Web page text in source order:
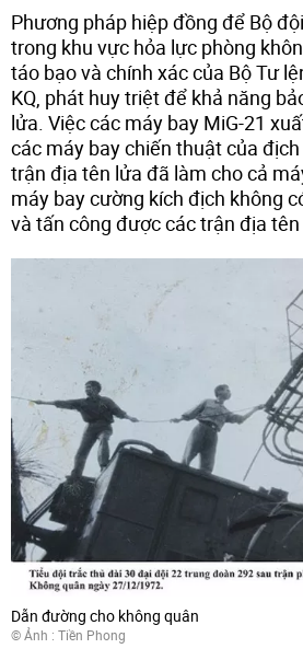
Phương pháp hiệp đồng để Bộ
trong khu vực hỏa lực phòng
táo bạo và chính xác của Bộ Tư
KQ, phát huy triệt để khả năng
lửa. Việc các máy bay MiG-21
các máy bay chiến thuật của
trận địa tên lửa đã làm cho cả
máy bay cường kích địch không
và tấn công được các trận địa tên
Dẫn đường cho không quân
© Ảnh : Tiền Phong